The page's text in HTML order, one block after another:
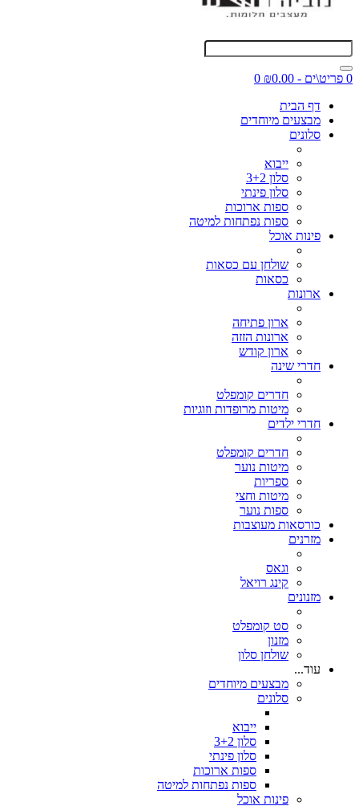
0 פריט\ים - ₪0.00
0
דף הבית
מבצעים מיוחדים
סלונים
ייבוא
סלון 3+2
סלון פינתי
ספות ארוכות
ספות נפתחות למיטה
פינות אוכל
שולחן עם כסאות
כסאות
ארונות
ארון פתיחה
ארונות הזזה
ארון קודש
חדרי שינה
חדרים קומפלט
מיטות מרופדות וזוגיות
חדרי ילדים
חדרים קומפלט
מיטות נוער
ספריות
מיטות וחצי
ספות נוער
כורסאות מעוצבות
מזרנים
וגאס
קינג רויאל
מזנונים
סט קומפלט
מזנון
שולחן סלון
עוד...
מבצעים מיוחדים
סלונים
ייבוא
סלון 3+2
סלון פינתי
ספות ארוכות
ספות נפתחות למיטה
פינות אוכל